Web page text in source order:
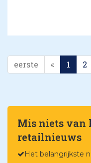
eerste « 1 2
Mis niets van
retailnieuws
Het belangrijkste